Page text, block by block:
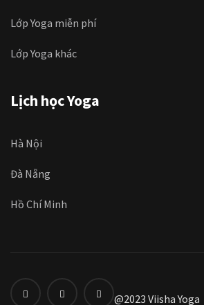
Lớp Yoga miễn phí
Lớp Yoga khác
Lịch học Yoga
Hà Nội
Đà Nẵng
Hồ Chí Minh
@2023 Viisha Yoga